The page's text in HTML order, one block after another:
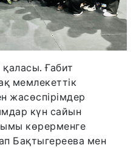
Ғабит
мемлекеттік
жасөспірімдер
күн сайын
көрерменге
Бақтыгереева мен